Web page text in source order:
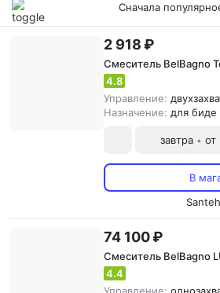
Сначала
2 918 ₽
Смеситель BelBagno
4.8
Управление:
Назначение: для биде
завтра • от
В
74 100 ₽
Смеситель BelBagno
4.4